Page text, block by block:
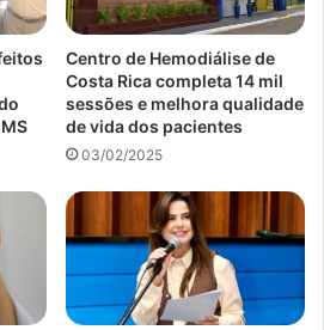
Centro de Hemodiálise de
Costa Rica completa 14 mil
sessões e melhora qualidade
de vida dos pacientes
03/02/2025